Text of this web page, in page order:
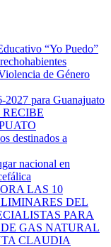
“Yo Puedo”
de Género
2027 para Guanajuato
destinados a
nacional en
LAS 10
DEL
PARA
GAS NATURAL
CLAUDIA